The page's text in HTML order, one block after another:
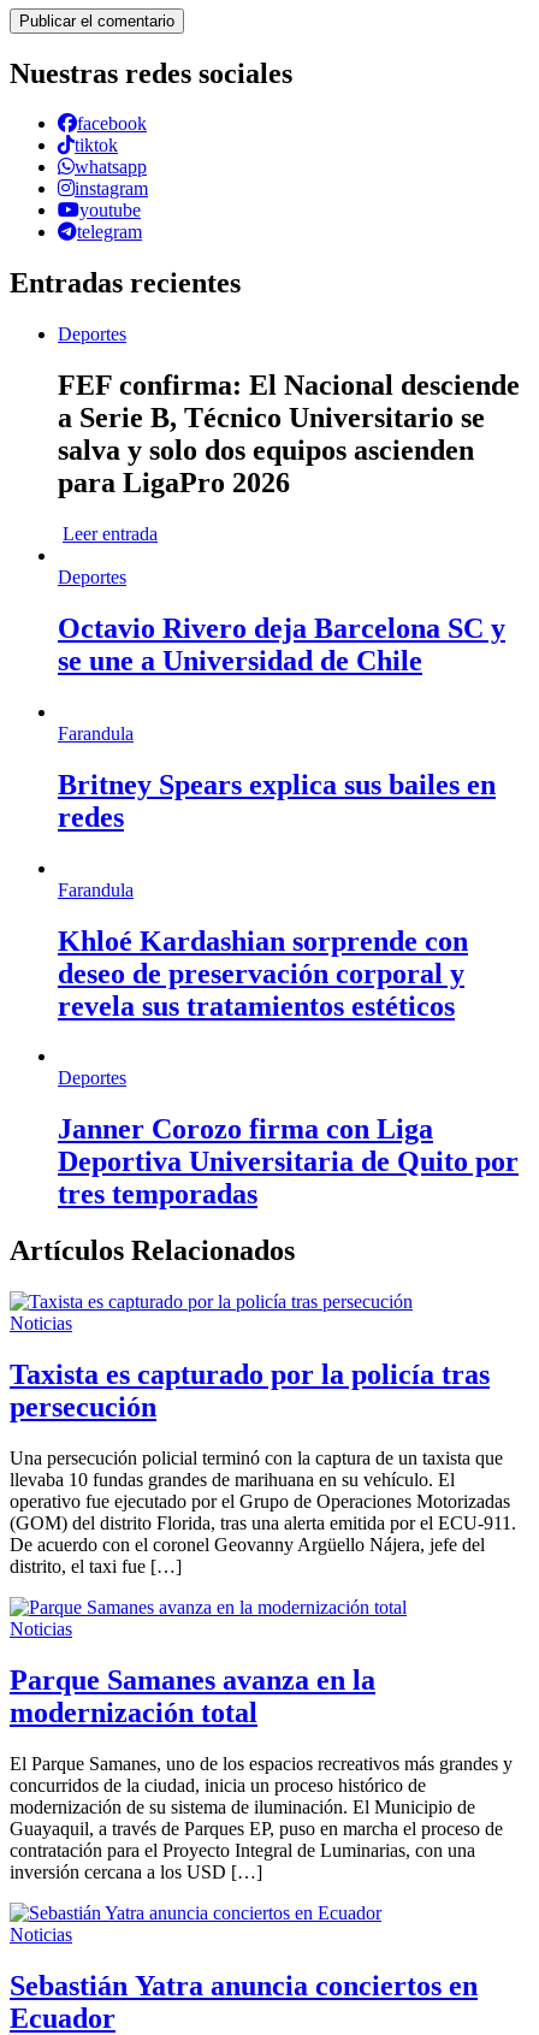
Nuestras redes sociales
facebook
tiktok
whatsapp
instagram
youtube
telegram
Entradas recientes
Deportes
FEF confirma: El Nacional desciende
a Serie B, Técnico Universitario se
salva y solo dos equipos ascienden
para LigaPro 2026
Leer entrada
Deportes
Octavio Rivero deja Barcelona SC y
se une a Universidad de Chile
Farandula
Britney Spears explica sus bailes en
redes
Farandula
Khloé Kardashian sorprende con
deseo de preservación corporal y
revela sus tratamientos estéticos
Deportes
Janner Corozo firma con Liga
Deportiva Universitaria de Quito por
tres temporadas
Artículos Relacionados
Noticias
Taxista es capturado por la policía tras
persecución
Una persecución policial terminó con la captura de un taxista que
llevaba 10 fundas grandes de marihuana en su vehículo. El
operativo fue ejecutado por el Grupo de Operaciones Motorizadas
(GOM) del distrito Florida, tras una alerta emitida por el ECU-911.
De acuerdo con el coronel Geovanny Argüello Nájera, jefe del
distrito, el taxi fue […]
Noticias
Parque Samanes avanza en la
modernización total
El Parque Samanes, uno de los espacios recreativos más grandes y
concurridos de la ciudad, inicia un proceso histórico de
modernización de su sistema de iluminación. El Municipio de
Guayaquil, a través de Parques EP, puso en marcha el proceso de
contratación para el Proyecto Integral de Luminarias, con una
inversión cercana a los USD […]
Noticias
Sebastián Yatra anuncia conciertos en
Ecuador